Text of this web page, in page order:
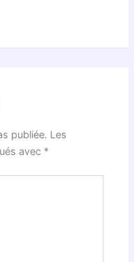
publiée. Les
avec *